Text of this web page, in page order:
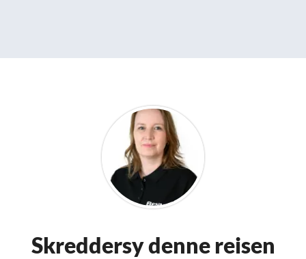
Skreddersy denne reisen